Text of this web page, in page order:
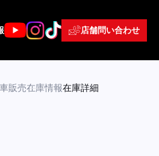
店舗問い合わせ
販売在庫情報在庫詳細